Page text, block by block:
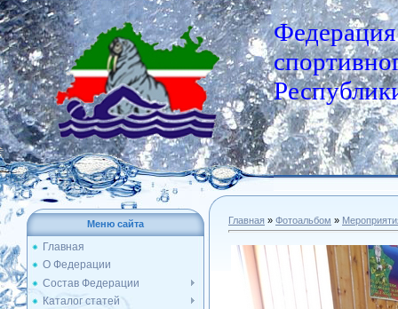
Федерация
Меню сайта
Главная
О Федерации
Состав Федерации
Каталог статей
Главная » Фотоальбом »